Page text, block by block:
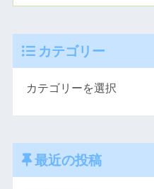
カテゴリー
最近の投稿